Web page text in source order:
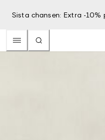
Sista chansen: Extra -